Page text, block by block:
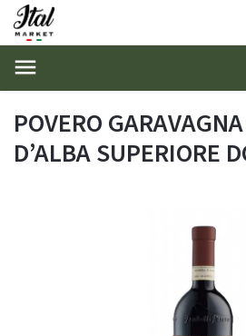
POVERO
D’ALBA SUPERIORE